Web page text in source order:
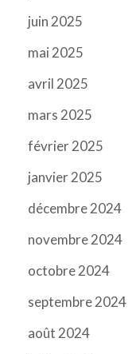
juin 2025
mai 2025
avril 2025
mars 2025
février 2025
janvier 2025
décembre 2024
novembre 2024
octobre 2024
septembre 2024
août 2024